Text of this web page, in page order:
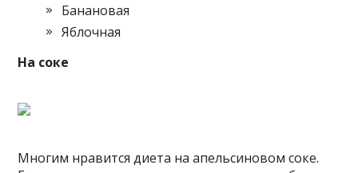
Банановая
Яблочная
На соке
Многим нравится диета на апельсиновом соке.